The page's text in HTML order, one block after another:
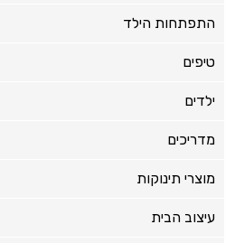
התפתחות הילד
טיפים
ילדים
מדריכים
מוצרי תינוקות
עיצוב הבית